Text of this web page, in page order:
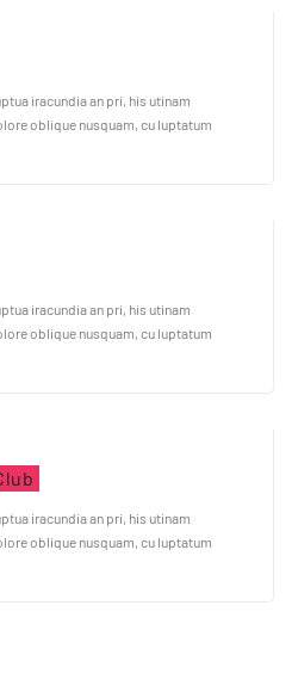
iracundia an pri, his utinam
oblique nusquam, cu luptatum
iracundia an pri, his utinam
oblique nusquam, cu luptatum
iracundia an pri, his utinam
oblique nusquam, cu luptatum